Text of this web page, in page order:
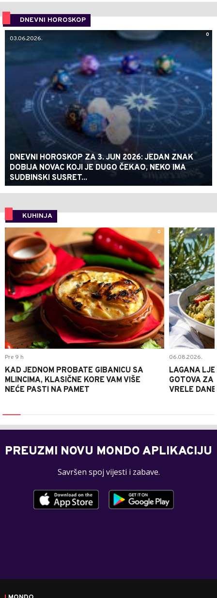
DNEVNI HOROSKOP
0
03.06.2026.
DNEVNI HOROSKOP ZA 3. JUN 2026: JEDAN ZNAK
DOBIJA NOVAC KOJI JE DUGO ČEKAO, NEKO IMA
SUDBINSKI SUSRET...
KUHINJA
0
Pre 9 h
KAD JEDNOM PROBATE GIBANICU SA
MLINCIMA, KLASIČNE KORE VAM VIŠE
NEĆE PASTI NA PAMET
06.08.2026.
LAGANA
GOTOVA ZA
VRELE DANE
PREUZMI NOVU MONDO APLIKACIJU
Savršen spoj vijesti i zabave.